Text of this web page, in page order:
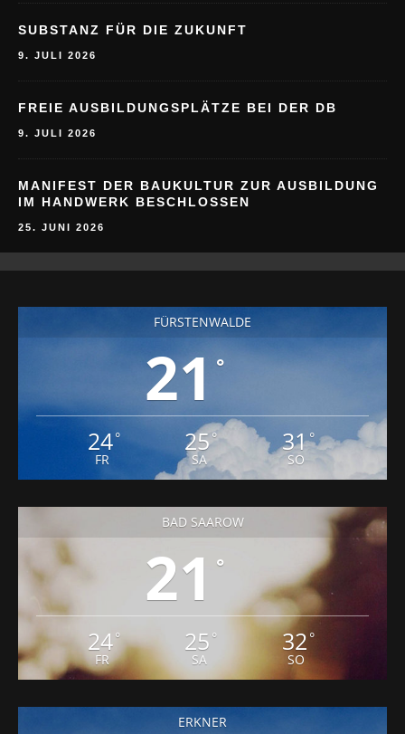
SUBSTANZ FÜR DIE ZUKUNFT
9. JULI 2026
FREIE AUSBILDUNGSPLÄTZE BEI DER DB
9. JULI 2026
MANIFEST DER BAUKULTUR ZUR AUSBILDUNG
IM HANDWERK BESCHLOSSEN
25. JUNI 2026
FÜRSTENWALDE
21 °
24°
FR
25°
SA
31°
SO
BAD SAAROW
21 °
24°
FR
25 °
SA
32 °
SO
ERKNER